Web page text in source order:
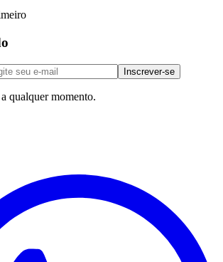
Inscrever-se
qualquer momento.